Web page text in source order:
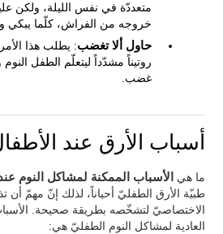
متعددّة في نفس الليلة، ولكن
خروجه من الفراش، كلّما يبكي
حاول ألا تغضب: يطلب هذا
روتيناً مشدّداً ليتعلّم الطفل
غضب.
أسباب الأرق عند
ما هي الأسباب الممكنة لمشاكل النوم
طبيّة الأرق الطفليّ أحياناً، لذلك إنّ مهمّ أن
الاختصاصيّ لتشخّصه بطريقة صحيحة.
العادية لمشاكل النوم الطفليّ هي: